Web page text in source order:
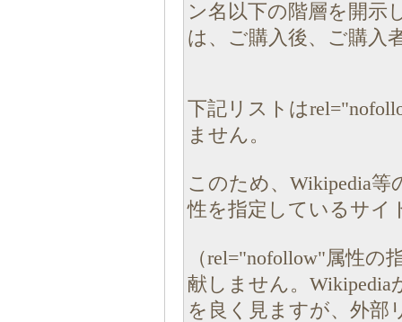
ン名以下の階層を開示
は、ご購入後、ご購入
下記リストは
ません。
このため、Wikipedia
性を指定しているサイ
（rel="nofollow"属性
献しません。
を良く見ますが、外部